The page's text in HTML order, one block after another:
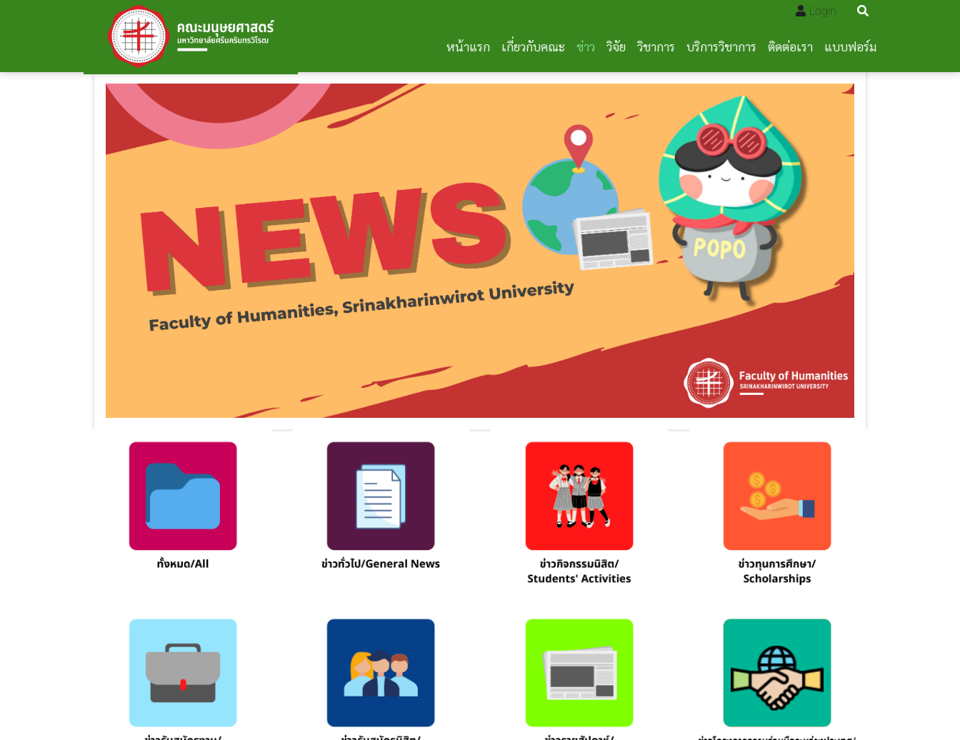
Login
หน้าแรก เกี่ยวกับคณะ ข่าว วิจัย วิชาการ บริการวิชาการ ติดต่อเรา แบบฟอร์ม